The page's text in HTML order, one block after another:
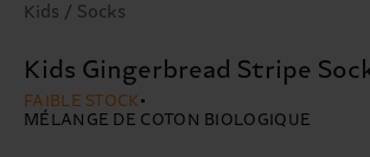
Kids / Socks
Kids Gingerbread Stripe
FAIBLE STOCK
MÉLANGE DE COTON BIOLOGIQUE